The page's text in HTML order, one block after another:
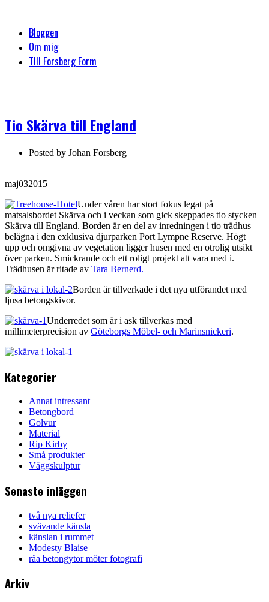
Bloggen
Om mig
TIll Forsberg Form
Tio Skärva till England
Posted by Johan Forsberg
maj032015
Under våren har stort fokus legat på
matsalsbordet Skärva och i veckan som gick skeppades tio stycken
Skärva till England. Borden är en del av inredningen i tio trädhus
belägna i den exklusiva djurparken Port Lympne Reserve. Högt
upp och omgivna av vegetation ligger husen med en otrolig utsikt
över parken. Smickrande och ett roligt projekt att vara med i.
Trädhusen är ritade av Tara Bernerd.
Borden är tillverkade i det nya utförandet med
ljusa betongskivor.
Underredet som är i ask tillverkas med
millimeterprecision av Göteborgs Möbel- och Marinsnickeri.
Kategorier
Annat intressant
Betongbord
Golvur
Material
Rip Kirby
Små produkter
Väggskulptur
Senaste inläggen
två nya reliefer
svävande känsla
känslan i rummet
Modesty Blaise
råa betongytor möter fotografi
Arkiv